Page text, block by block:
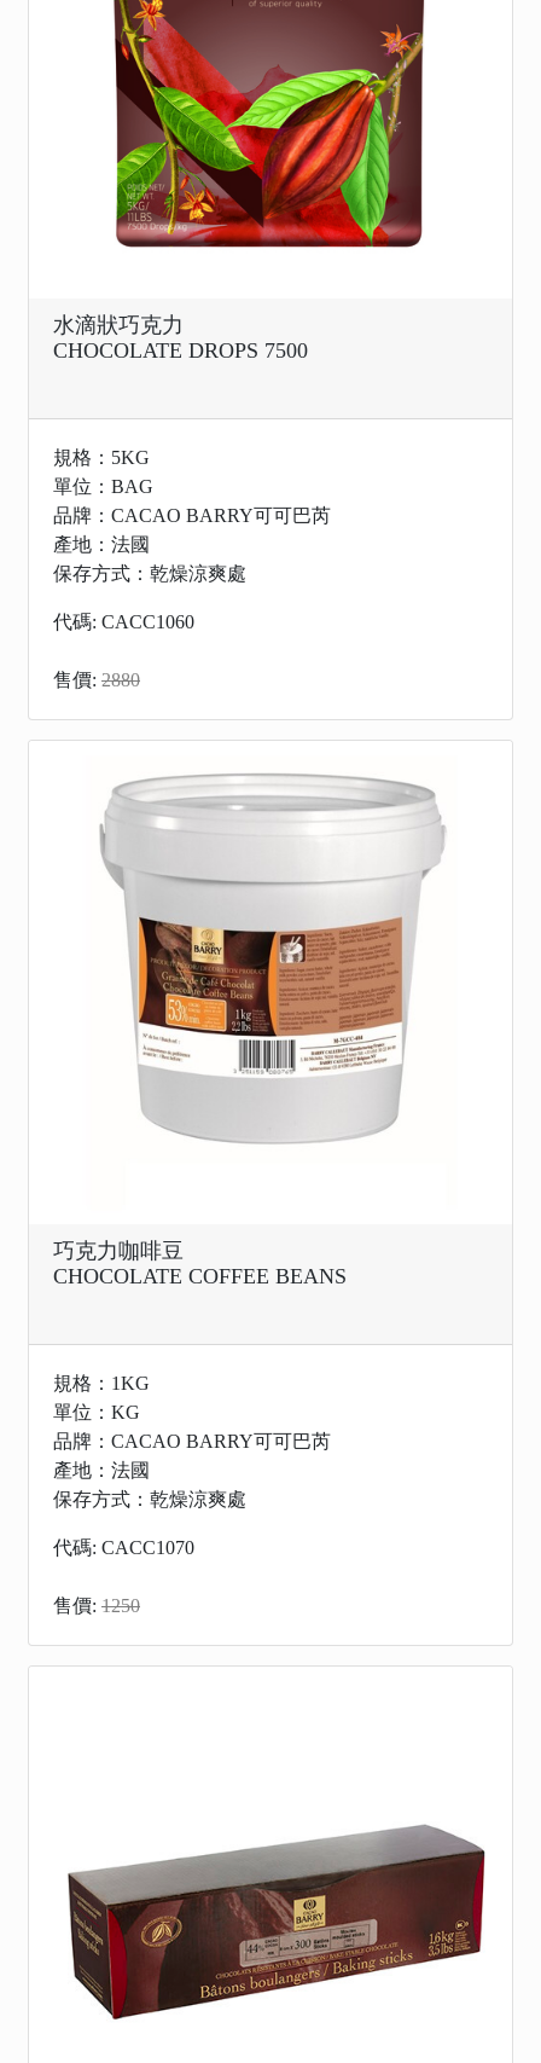
水滴狀巧克力
CHOCOLATE DROPS 7500
規格：5KG
單位：BAG
品牌：CACAO BARRY可可巴芮
產地：法國
保存方式：乾燥涼爽處
代碼: CACC1060
售價: 2880
巧克力咖啡豆
CHOCOLATE COFFEE BEANS
規格：1KG
單位：KG
品牌：CACAO BARRY可可巴芮
產地：法國
保存方式：乾燥涼爽處
代碼: CACC1070
售價: 1250